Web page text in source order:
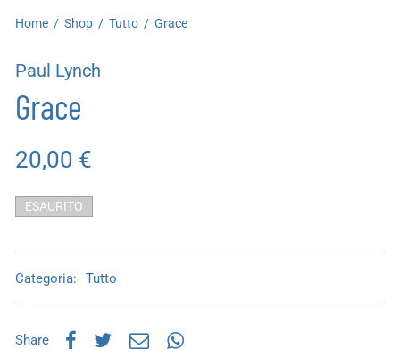
Home / Shop / Tutto / Grace
Paul Lynch
Grace
20,00 €
ESAURITO
Categoria: Tutto
Share